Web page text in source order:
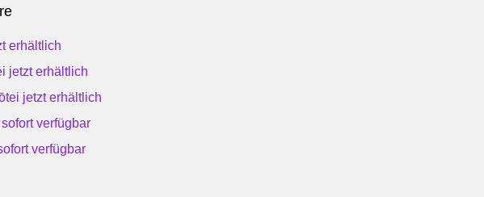
erhältlich
jetzt erhältlich
jetzt erhältlich
verfügbar
verfügbar